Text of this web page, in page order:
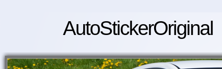
AutoStickerOriginal